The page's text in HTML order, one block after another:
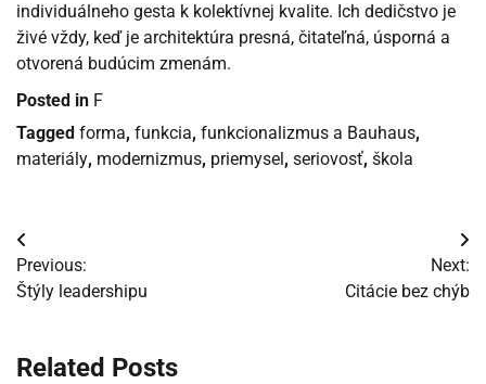
individuálneho gesta k kolektívnej kvalite. Ich dedičstvo je
živé vždy, keď je architektúra presná, čitateľná, úsporná a
otvorená budúcim zmenám.
Posted in F
Tagged forma, funkcia, funkcionalizmus a Bauhaus,
materiály, modernizmus, priemysel, seriovosť, škola
Navigácia
v
Previous:
Štýly leadershipu
Next:
Citácie bez chýb
Related Posts